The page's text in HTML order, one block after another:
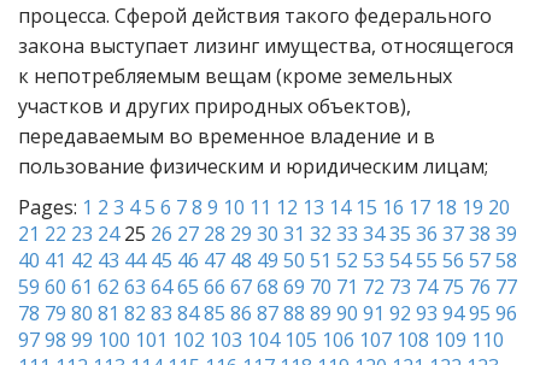
процесса. Сферой действия такого федерального
закона выступает лизинг имущества, относящегося
к непотребляемым вещам (кроме земельных
участков и других природных объектов),
передаваемым во временное владение и в
пользование физическим и юридическим лицам;
Pages: 1 2 3 45 6 78 9 10 11 12 13 14 15 16 17 18 19 20
21 22 23 24 25 26 27 28 29 30 31 32 33 3435 36 3738 39
40 41 42 43 44 45 46 47 48 49 50 51 52 53 5455 56 5758
59 60 61 62 63 6465 66 6768 69 70 71 72 73 74 75 76 77
78 79 80 81 82 83 8485 86 8788 89 90 91 92 93 9495 96
9798 99 100 101 102 103 104 105 106 107 108 109 110